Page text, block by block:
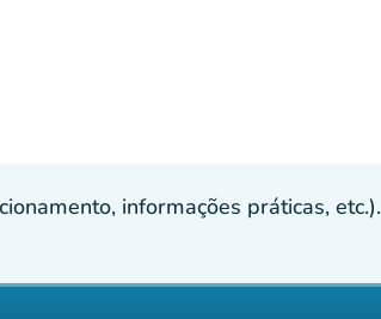
informações práticas, etc.).